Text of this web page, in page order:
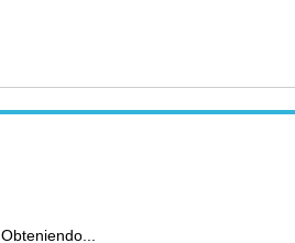
Obteniendo...